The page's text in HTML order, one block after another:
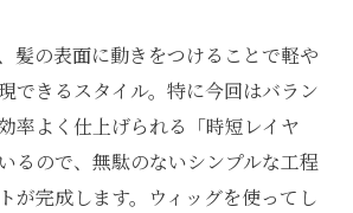
髪の表面に動きをつけることで軽や
できるスタイル。特に今回はバラン
率よく仕上げられる「時短レイヤ
るので、無駄のないシンプルな工程
が完成します。ウィッグを使ってし